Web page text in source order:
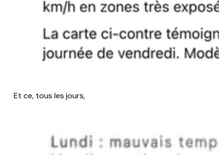
Et ce, tous les jours,